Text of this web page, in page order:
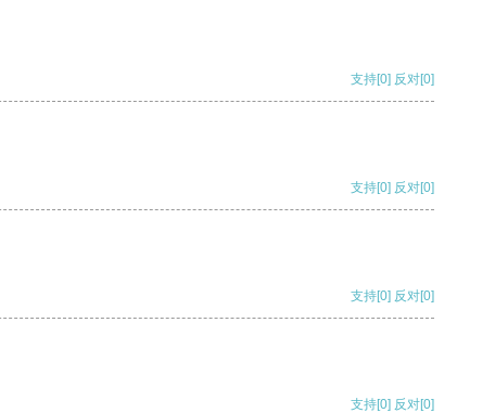
支持[0] 反对[0]
支持[0] 反对[0]
支持[0] 反对[0]
支持[0] 反对[0]